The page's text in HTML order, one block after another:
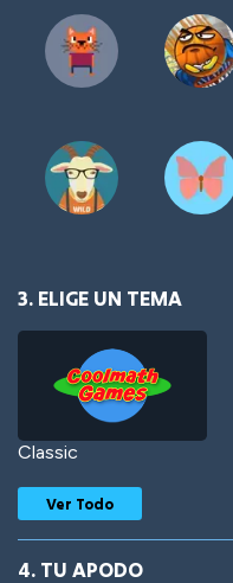
3. ELIGE UN TEMA
Classic
Ver Todo
4. TU APODO